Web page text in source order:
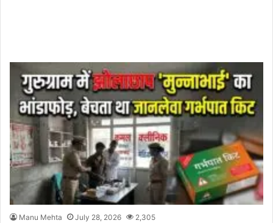
Manu Mehta July 28, 2026 2,305